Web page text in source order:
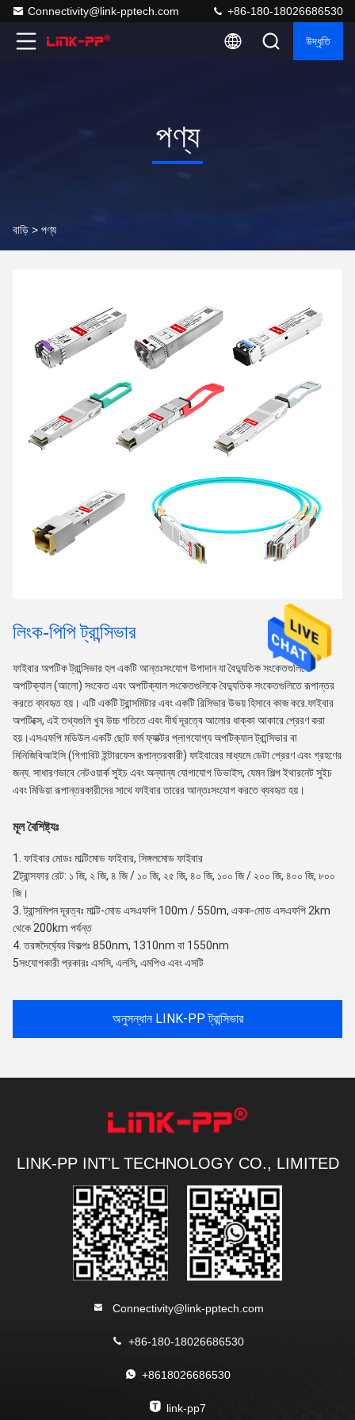
Connectivity@link-pptech.com +86-180-18026686530
উদ্ধৃতি
পণ্য
বাড়ি > পণ্য
লিংক-পিপি ট্রান্সিভার
ফাইবার অপটিক ট্রান্সিভার হল একটি আন্তঃসংযোগ উপাদান যা বৈদ্যুতিক সংকেতগুলিকে
অপটিক্যাল (আলো) সংকেত এবং অপটিক্যাল সংকেতগুলিকে বৈদ্যুতিক সংকেতগুলিতে রূপান্তর
করতে ব্যবহৃত হয়। এটি একটি ট্রান্সমিটার এবং একটি রিসিভার উভয় হিসাবে কাজ করে.ফাইবার
অপটিক্সে, এই তথ্যগুলি খুব উচ্চ গতিতে এবং দীর্ঘ দূরত্বে আলোর ধাক্কা আকারে প্রেরণ করা
হয়।এসএফপি মডিউল একটি ছোট ফর্ম ফ্যাক্টর প্লাগযোগ্য অপটিক্যাল ট্রান্সিভার বা
মিনিজিবিআইসি (গিগাবিট ইন্টারফেস রূপান্তরকারী) ফাইবারের মাধ্যমে ডেটা প্রেরণ এবং গ্রহণের
জন্য. সাধারণভাবে নেটওয়ার্ক সুইচ এবং অন্যান্য যোগাযোগ ডিভাইস, যেমন শিল্প ইথারনেট সুইচ
এবং মিডিয়া রূপান্তরকারীদের সাথে ফাইবার তারের আন্তঃসংযোগ করতে ব্যবহৃত হয়।
মূল বৈশিষ্ট্যঃ
1. ফাইবার মোডঃ মাল্টিমোড ফাইবার, সিঙ্গলমোড ফাইবার
2ট্রান্সফার রেট: ১ জি, ২ জি, ৪ জি / ১০ জি, ২৫ জি, ৪০ জি, ১০০ জি / ২০০ জি, ৪০০ জি, ৮০০
জি।
3. ট্রান্সমিশন দূরত্বঃ মাল্টি-মোড এসএফপি 100m / 550m, একক-মোড এসএফপি 2km
থেকে 200km পর্যন্ত
4. তরঙ্গদৈর্ঘ্যের বিকল্পঃ 850nm, 1310nm বা 1550nm
5সংযোগকারী প্রকারঃ এসসি, এলসি, এমপিও এবং এসটি
অনুসন্ধান LINK-PP ট্রান্সিভার
LINK-PP INT'L TECHNOLOGY CO., LIMITED
Connectivity@link-pptech.com
+86-180-18026686530
+8618026686530
link-pp7